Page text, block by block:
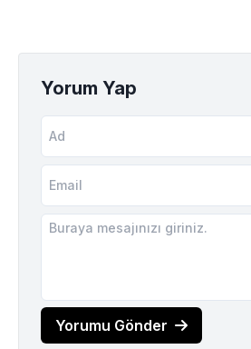
Yorum Yap
Yorumu Gönder